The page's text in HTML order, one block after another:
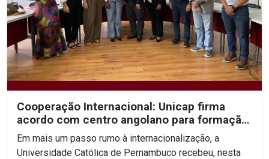
Cooperação Internacional: Unicap firma
acordo com centro angolano para formação
em Fonoaudiologia
Em mais um passo rumo à internacionalização, a
Universidade Católica de Pernambuco recebeu, nesta